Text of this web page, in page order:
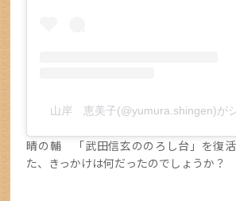
山岸 恵美子(@yumura.shingen)が
晴の輔 「武田信玄ののろし台」を復
た、きっかけは何だったのでしょうか？